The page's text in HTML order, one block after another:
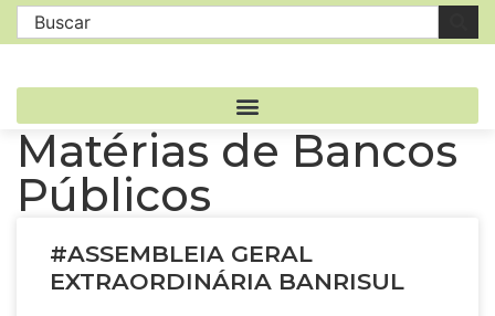
Matérias de Bancos
Públicos
#ASSEMBLEIA GERAL
EXTRAORDINÁRIA BANRISUL